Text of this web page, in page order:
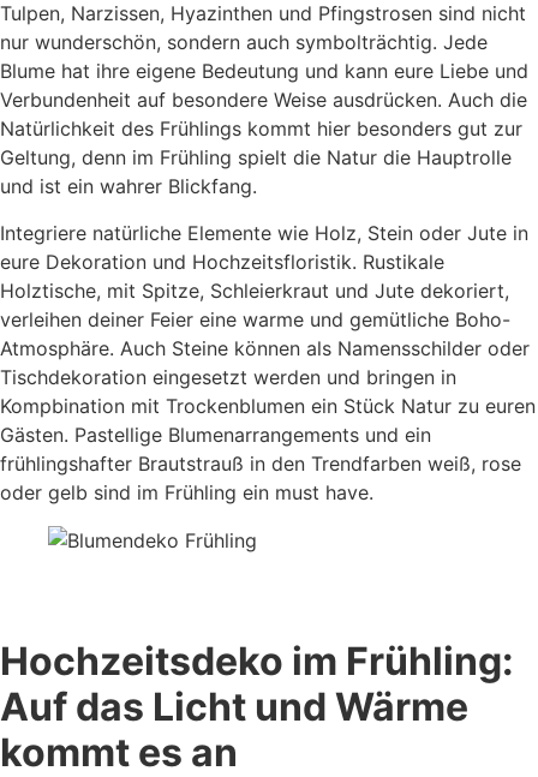
Tulpen, Narzissen, Hyazinthen und Pfingstrosen sind nicht
nur wunderschön, sondern auch symbolträchtig. Jede
Blume hat ihre eigene Bedeutung und kann eure Liebe und
Verbundenheit auf besondere Weise ausdrücken. Auch die
Natürlichkeit des Frühlings kommt hier besonders gut zur
Geltung, denn im Frühling spielt die Natur die Hauptrolle
und ist ein wahrer Blickfang.
Integriere natürliche Elemente wie Holz, Stein oder Jute in
eure Dekoration und Hochzeitsfloristik. Rustikale
Holztische, mit Spitze, Schleierkraut und Jute dekoriert,
verleihen deiner Feier eine warme und gemütliche Boho-
Atmosphäre. Auch Steine können als Namensschilder oder
Tischdekoration eingesetzt werden und bringen in
Kompbination mit Trockenblumen ein Stück Natur zu euren
Gästen. Pastellige Blumenarrangements und ein
frühlingshafter Brautstrauß in den Trendfarben weiß, rose
oder gelb sind im Frühling ein must have.
Hochzeitsdeko im Frühling:
Auf das Licht und Wärme
kommt es an